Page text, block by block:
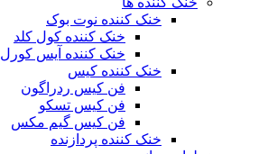
خنک کننده نوت بوک
خنک کننده کول کلد
خنک کننده آیس کورل
خنک کننده کیس
فن کیس ردراگون
فن کیس تسکو
فن کیس گیم مکس
خنک کننده پردازنده